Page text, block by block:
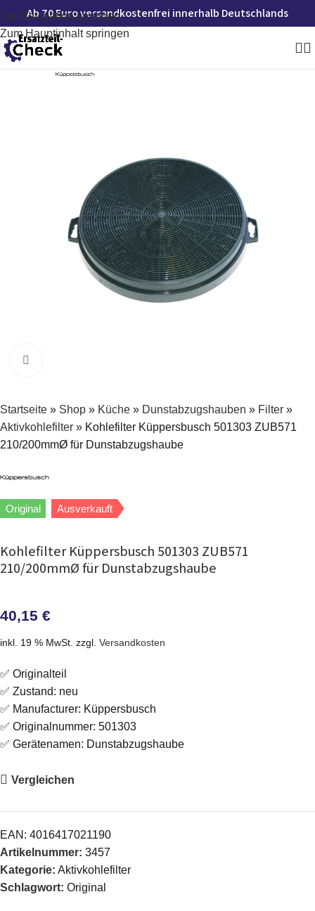
Zur Navigation springen
Zum Hauptinhalt springen
Ab 70 Euro versandkostenfrei innerhalb Deutschlands
Startseite » Shop » Küche » Dunstabzugshauben » Filter »
Aktivkohlefilter » Kohlefilter Küppersbusch 501303 ZUB571
210/200mmØ für Dunstabzugshaube
Original Ausverkauft
Kohlefilter Küppersbusch 501303 ZUB571
210/200mmØ für Dunstabzugshaube
40,15 €
inkl. 19 % MwSt. zzgl. Versandkosten
✅ Originalteil
✅ Zustand: neu
✅ Manufacturer: Küppersbusch
✅ Originalnummer: 501303
✅ Gerätenamen: Dunstabzugshaube
Vergleichen
EAN: 4016417021190
Artikelnummer: 3457
Kategorie: Aktivkohlefilter
Schlagwort: Original